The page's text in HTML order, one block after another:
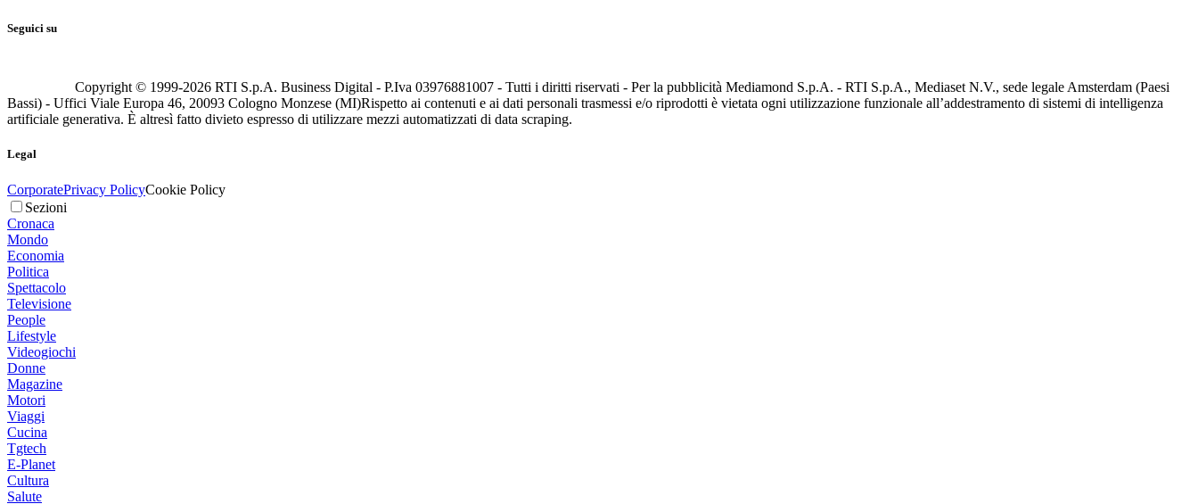
Seguici su
Copyright © 1999-2026 RTI S.p.A. Business Digital - P.Iva 03976881007 - Tutti i diritti riservati - Per la pubblicità Mediamond S.p.A. - RTI S.p.A., Mediaset N.V., sede legale Amsterdam (Paesi
Bassi) - Uffici Viale Europa 46, 20093 Cologno Monzese (MI)Rispetto ai contenuti e ai dati personali trasmessi e/o riprodotti è vietata ogni utilizzazione funzionale all’addestramento di sistemi di intelligenza
artificiale generativa. È altresì fatto divieto espresso di utilizzare mezzi automatizzati di data scraping.
Legal
CorporatePrivacy PolicyCookie Policy
Sezioni
Cronaca
Mondo
Economia
Politica
Spettacolo
Televisione
People
Lifestyle
Videogiochi
Donne
Magazine
Motori
Viaggi
Cucina
Tgtech
E-Planet
Cultura
Salute